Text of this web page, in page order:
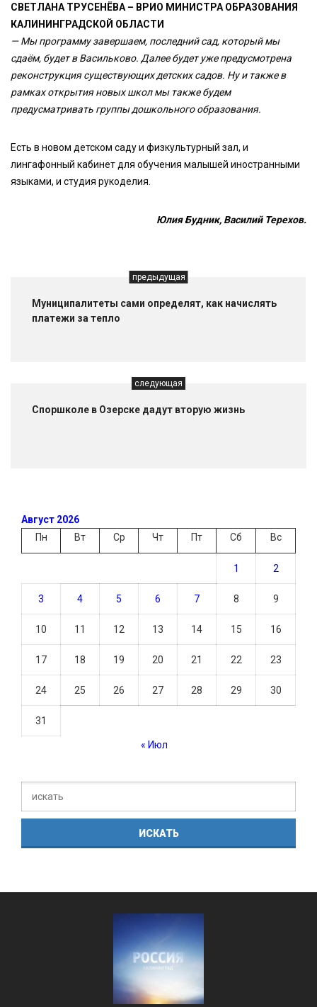
СВЕТЛАНА ТРУСЕНЁВА – ВРИО МИНИСТРА ОБРАЗОВАНИЯ
КАЛИНИНГРАДСКОЙ ОБЛАСТИ
— Мы программу завершаем, последний сад, который мы
сдаём, будет в Васильково. Далее будет уже предусмотрена
реконструкция существующих детских садов. Ну и также в
рамках открытия новых школ мы также будем
предусматривать группы дошкольного образования.
Есть в новом детском саду и физкультурный зал, и
лингафонный кабинет для обучения малышей иностранными
языками, и студия рукоделия.
Юлия Будник, Василий Терехов.
предыдущая
Муниципалитеты сами определят, как начислять
платежи за тепло
следующая
Споршколе в Озерске дадут вторую жизнь
Август 2026
Пн
Вт Ср Чт Пт Сб Вс
1 2
3 4 5 6 7 8 9
10 11 12 13 14 15 16
17 18 19 20 21 22 23
24 25 26 27 28 29 30
31
« Июл